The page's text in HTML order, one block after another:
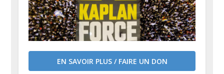
EN SAVOIR PLUS / FAIRE UN DON